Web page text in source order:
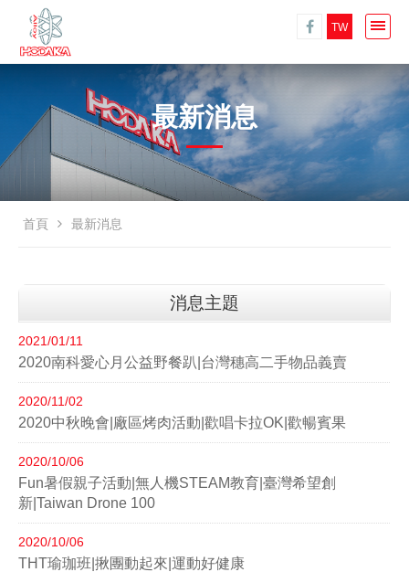
TW
最新消息
首頁 最新消息
消息主題
2021/01/11
2020南科愛心月公益野餐趴|台灣穗高二手物品義賣
2020/11/02
2020中秋晚會|廠區烤肉活動|歡唱卡拉OK|歡暢賓果
2020/10/06
Fun暑假親子活動|無人機STEAM教育|臺灣希望創
新|Taiwan Drone 100
2020/10/06
THT瑜珈班|揪團動起來|運動好健康